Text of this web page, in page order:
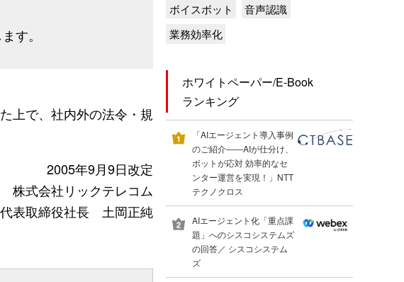
す。
上で、社内外の法令・規
2005年9月9日改定
株式会社リックテレコム
代表取締役社長 土岡正純
ボイスボット
音声認識
業務効率化
ホワイトペーパー/E-Book
ランキング
「AIエージェント導入事例
のご紹介――AIが仕分け、
ボットが応対 効率的なセ
ンター運営を実現！」NTT
テクノクロス
AIエージェント化「重点課
題」へのシスコシステムズ
の回答／ シスコシステム
ズ